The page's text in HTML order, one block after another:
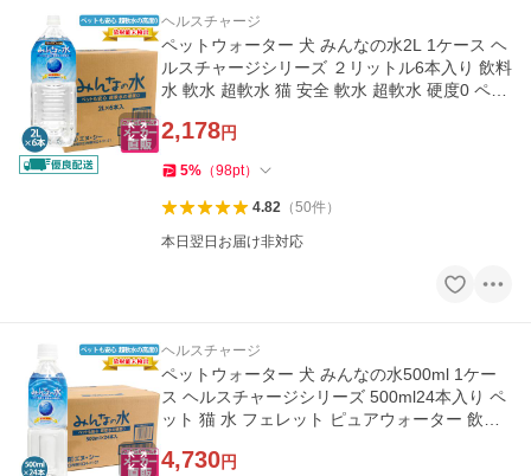
ヘルスチャージ
ペットウォーター 犬 みんなの水2L 1ケース ヘ
ルスチャージシリーズ ２リットル6本入り 飲料
水 軟水 超軟水 猫 安全 軟水 超軟水 硬度0 ペッ
2,178円
5% （98pt）
4.82（50件）
本日翌日お届け非対応
ヘルスチャージ
ペットウォーター 犬 みんなの水500ml 1ケー
ス ヘルスチャージシリーズ 500ml24本入り ペ
ット 猫 水 フェレット ピュアウォーター 飲料
4,730円